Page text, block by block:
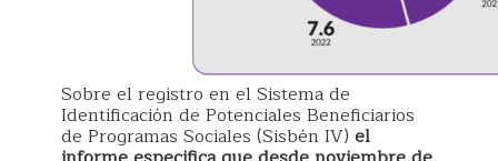
Sobre el registro en el Sistema de
Identificación de Potenciales Beneficiarios
de Programas Sociales (Sisbén IV) el